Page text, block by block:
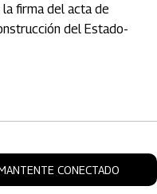
firma del acta de
del Estado-
CONECTADO